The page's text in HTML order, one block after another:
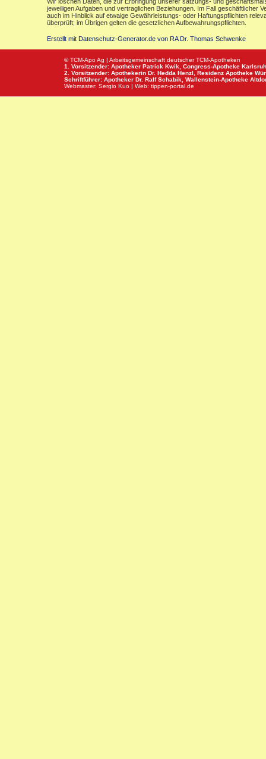
jeweiligen Aufgaben und vertraglichen Beziehungen. Im Fall geschäftlicher
auch im Hinblick auf etwaige Gewährleistungs- oder Haftungspflichten
überprüft; im Übrigen gelten die gesetzlichen Aufbewahrungspflichten.
Erstellt mit Datenschutz-Generator.de von RA Dr. Thomas Schwenke
© TCM-Apo Ag | Arbeitsgemeinschaft deutscher TCM-Apotheken
1. Vorsitzender: Apotheker Patrick Kwik, Congress-Apotheke
2. Vorsitzender: Apothekerin Dr. Hedda Henzl, Residenz Apotheke
Schriftführer: Apotheker Dr. Ralf Schabik, Wallenstein-Apotheke
Webmaster: Sergio Kuo | Web: tippen-portal.de